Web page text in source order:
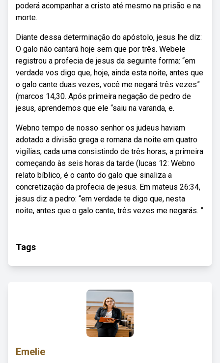
poderá acompanhar a cristo até mesmo na prisão e na
morte.
Diante dessa determinação do apóstolo, jesus lhe diz:
O galo não cantará hoje sem que por três. Webele
registrou a profecia de jesus da seguinte forma: “em
verdade vos digo que, hoje, ainda esta noite, antes que
o galo cante duas vezes, você me negará três vezes”
(marcos 14,30. Após primeira negação de pedro de
jesus, aprendemos que ele “saiu na varanda, e.
Webno tempo de nosso senhor os judeus haviam
adotado a divisão grega e romana da noite em quatro
vigílias, cada uma consistindo de três horas, a primeira
começando às seis horas da tarde (lucas 12: Webno
relato bíblico, é o canto do galo que sinaliza a
concretização da profecia de jesus. Em mateus 26:34,
jesus diz a pedro: “em verdade te digo que, nesta
noite, antes que o galo cante, três vezes me negarás. ”
Tags
Emelie